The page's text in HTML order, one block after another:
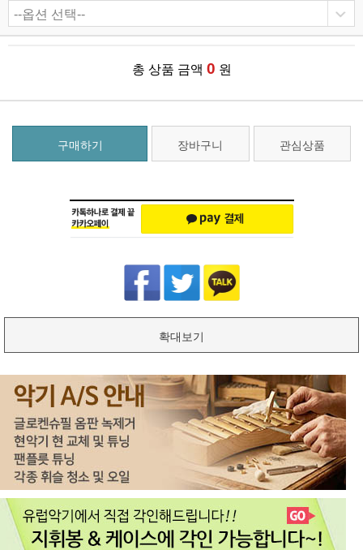
총 상품 금액 0 원
구매하기 장바구니 관심상품
확대보기